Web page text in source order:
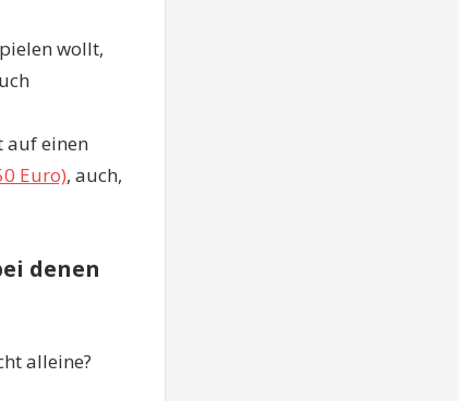
wollt,
auf einen
Euro), auch,
denen
alleine?